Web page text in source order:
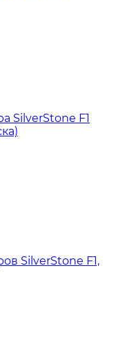
SilverStone F1
SilverStone F1,